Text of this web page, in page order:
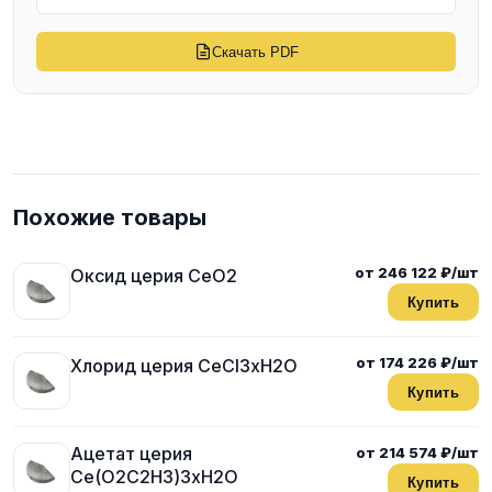
Скачать PDF
Похожие товары
Оксид церия CeO2 от 246 122 ₽/шт
Купить
Хлорид церия CeCl3xH2O от 174 226 ₽/шт
Купить
Ацетат церия
Ce(O2C2H3)3xH2O
от 214 574 ₽/шт
Купить